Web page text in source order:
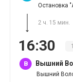
Остановка
2 ч. 15 мин.
16:30
B Вышний
Вышний